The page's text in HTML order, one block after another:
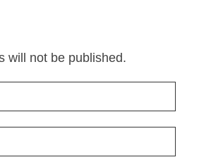
will not be published.